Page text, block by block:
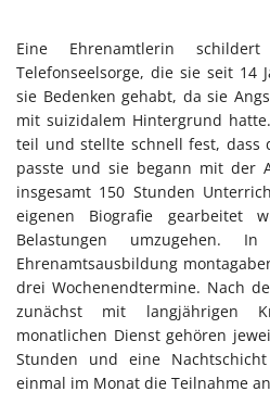
Eine Ehrenamtlerin
Telefonseelsorge, die sie seit 14
sie Bedenken gehabt, da sie
mit suizidalem Hintergrund
teil und stellte schnell fest, dass
passte und sie begann mit der
insgesamt 150 Stunden
eigenen Biografie
Belastungen umzugehen.
Ehrenamtsausbildung
drei Wochenendtermine. Nach
zunächst mit langjährigen
monatlichen Dienst gehören
Stunden und eine
einmal im Monat die Teilnahme